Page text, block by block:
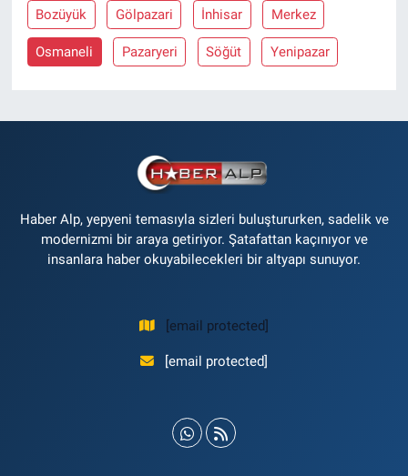
Bozüyük Gölpazari İnhisar Merkez
Osmaneli Pazaryeri Söğüt Yenipazar
Haber Alp, yepyeni temasıyla sizleri buluştururken, sadelik ve
modernizmi bir araya getiriyor. Şatafattan kaçınıyor ve
insanlara haber okuyabilecekleri bir altyapı sunuyor.
[email protected]
[email protected]